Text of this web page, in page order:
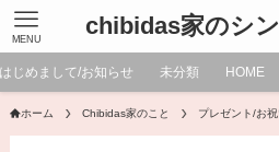
chibidas家のシ
MENU
はじめまして/お知らせ 未分類 HOME
ホーム Chibidas家のこと プレゼント/お